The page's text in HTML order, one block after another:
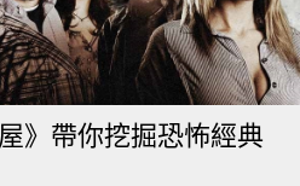
》帶你挖掘恐怖經典